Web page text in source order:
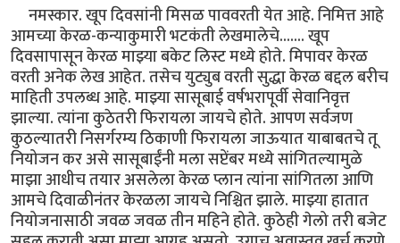
नमस्कार. खूप दिवसांनी मिसळ पाववरती येत आहे. निमित्त आहे
आमच्या केरळ-कन्याकुमारी भटकंती लेखमालेचे....... खूप
दिवसापासून केरळ माझ्या बकेट लिस्ट मध्ये होते. मिपावर केरळ
वरती अनेक लेख आहेत. तसेच युट्युब वरती सुद्धा केरळ बद्दल बरीच
माहिती उपलब्ध आहे. माझ्या सासूबाई वर्षभरापूर्वी सेवानिवृत्त
झाल्या. त्यांना कुठेतरी फिरायला जायचे होते. आपण सर्वजण
कुठल्यातरी निसर्गरम्य ठिकाणी फिरायला जाऊयात याबाबतचे तू
नियोजन कर असे सासूबाईंनी मला सप्टेंबर मध्ये सांगितल्यामुळे
माझा आधीच तयार असलेला केरळ प्लान त्यांना सांगितला आणि
आमचे दिवाळीनंतर केरळला जायचे निश्चित झाले. माझ्या हातात
नियोजनासाठी जवळ जवळ तीन महिने होते. कुठेही गेलो तरी बजेट